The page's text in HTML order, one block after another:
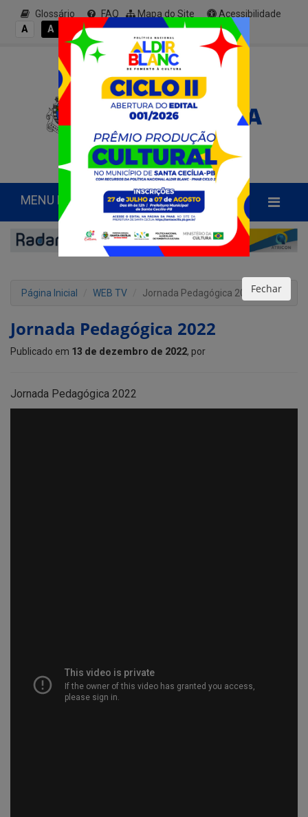
Glossário FAQ Mapa do Site
Acessibilidade
A
A A A+
MENU PRINCIPAL
Página Inicial WEB TV Jornada Pedagógica 2022
Jornada Pedagógica 2022
Publicado em 13 de dezembro de 2022, por
Jornada Pedagógica 2022
Fechar